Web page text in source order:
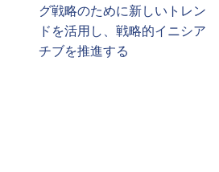
グ戦略のために新しいトレン
ドを活用し、戦略的イニシア
チブを推進する